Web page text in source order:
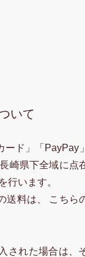
いて
ード」「PayPay
崎県下全域に点
行います。
送料は、 こちら
された場合は、